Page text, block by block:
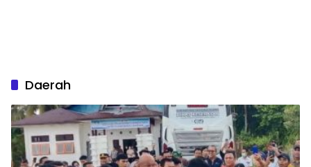
Daerah